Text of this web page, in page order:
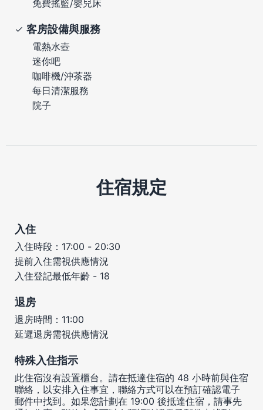
免費搖籃/嬰兒床
客房設備與服務
電熱水壺
迷你吧
咖啡機/沖茶器
每日清潔服務
院子
住宿規定
入住
入住時段：17:00 - 20:30
提前入住需視供應情況
入住登記最低年齡 - 18
退房
退房時間：11:00
延遲退房需視供應情況
特殊入住指示
此住宿沒有設置櫃台。請在抵達住宿的 48 小時前與住宿
聯絡，以安排入住事宜，聯絡方式可以在預訂確認電子
郵件中找到。如果您計劃在 19:00 後抵達住宿，請事先